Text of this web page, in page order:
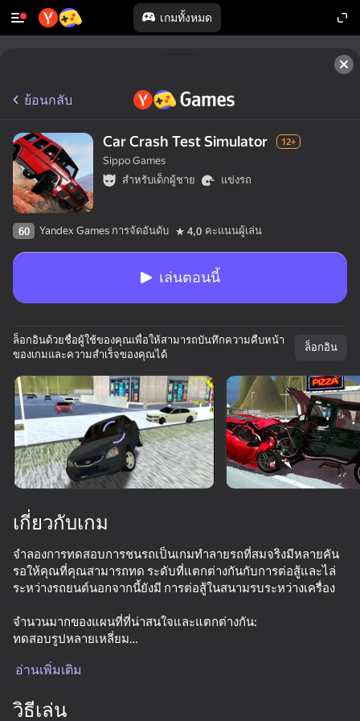
เกมทั้งหมด
หมุนอุปกรณ์
เกมนี้รองรับเฉพาะการวางแนว
แบบ แนวนอน
ย้อนกลับ
Car Crash Test Simulator 12+
Sippo Games
สำหรับเด็กผู้ชาย
แข่งรถ
60 Yandex Games การจัดอันดับ 4,0 คะแนนผู้เล่น
เล่นตอนนี้
ล็อกอินด้วยชื่อผู้ใช้ของคุณเพื่อให้สามารถบันทึกความคืบหน้า
ของเกมและความสำเร็จของคุณได้
ล็อกอิน
เกี่ยวกับเกม
จำลองการทดสอบการชนรถเป็นเกมทำลายรถที่สมจริงมีหลายคัน
รอให้คุณที่คุณสามารถทด ระดับที่แตกต่างกันกับการต่อสู้และไล่
ระหว่างรถยนต์นอกจากนี้ยังมี การต่อสู้ในสนามรบระหว่างเครื่อง
จำนวนมากของแผนที่ที่น่าสนใจและแตกต่างกัน:
ทดสอบรูปหลายเหลี่ยม
เมือง
รถยนต์หลายยี่ห้อต่อไปนี้:
อ่านเพิ่มเติม
วิธีเล่น